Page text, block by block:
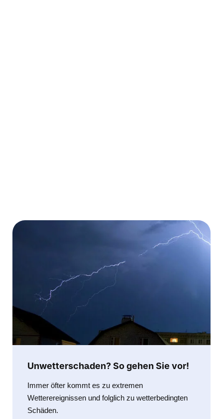
Unwetterschaden? So gehen Sie vor!
Immer öfter kommt es zu extremen
Wetterereignissen und folglich zu wetterbedingten
Schäden.